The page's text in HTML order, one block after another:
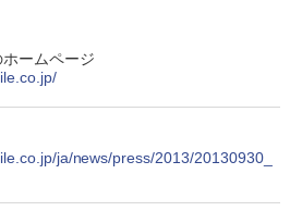
23,760
年アップグレード版】AOKIMI ワイヤ
ング 自動ペアリング Type-C充電 マイク
防水 タッチ式音量調整 スポーツ/通勤/通
Road (Stadium ver.)モノクロ版 39 (ジャンプ
ームページ
ja/news/press/2013/20130930_